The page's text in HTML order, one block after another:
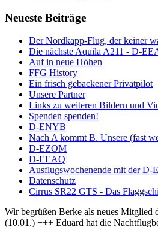
Neueste Beiträge
Der Nordkapp-Flug, der keiner
Die nächste Aquila A211 - D-
Auf in neue Höhen
FFG History
Ein frisch gebackener Privatpilot
Unsere Partner
Links zu weiteren Bildern und
Spenden spenden!
D-ENYB
Nach A kommt B. Unsere (fast
D-EZOM
D-EEAQ
Ausflugswochenende mit der D-
Datenschutz
Cirrus SR22 GTS - Das
Wir begrüßen Berke als neues Mitglied der FFG! Herzlich willkommen und always Happy Landings! (01.02.) +++ Herzlich Willkommen bei der FFG, Thomas! Viel Spaß und Erfolg bei deiner Ausbildung! (10.01.) +++ Eduard hat die Nachtflugberechtigung erworben! Herzlichen Glückwunsch und Always Bright Moonlight! (08.01.) +++ Wir heißen Martin als neuen Flugschüler willkommen und wünschen eine erfolgreiche Ausbildung! (06.01.) +++ Die FFG hat ein neues Mitglied und damit bald auch einen neuen Fluglehrer - Herzlich Willkommen bei uns Dominik! (04.01.) +++ Frederik hat seine IFR Prüfung bestanden! Herzlichen Glückwunsch und Always Happy Landings! (20.12.) +++ Rico hat seine BZF 1 Prüfung bestanden. Herzlichen Glückwünsch und weiterhin viel Erfolg bei der Ausbildung (16.12.) +++ Eduard hat die Praktische Prüfung für die PPL(A) bestanden! Herzlichen Glückwunsch und Always Happy Landings! (05.12.) +++ Falk hat seine Nachtflugausbildung abgeschlossen! Herzlichen Glückwunsch und Always Happy Landings! (30.11.) +++ Christian Leverenz hat sein Night Rating abgeschlossen! Herzlichen Glückwunsch und Always Happy Landings! (03.11.) +++ Rico ist seine ersten Soloplatzrunden geflogen! Herzlichen Glückwunsch und Always Happy Landings! (31.10.) +++ Richard und Eduard hat die Theoretische Prüfung bestanden! Herzlichen Glückwunsch und Always Happy Landings! (18.10.) +++ André hat die Theoretische Prüfung bestanden! Herzlichen Glückwunsch und Always Happy Landings! (20.09.) +++ Michel hat die PPL-Prüfung bestanden! Herzlichen Glückwunsch und Always Happy Landings! (06.09.) +++ Wir begrüßen Robin als neues Mitglied der FFG! Viel Erfolg bei der Ausbildung! (02.09.) +++ Eduard und Viveik haben das BZF I bestanden! Gratulation und weiterhin Happy Landings! (29.08.) +++ Eduard hat seinen 1. Solo-Flug absolviert! Herzlichen Glückwunsch und Always Happy Landings! (28.08.) +++ Wir